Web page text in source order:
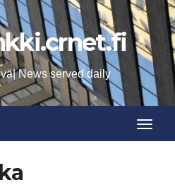
News served daily